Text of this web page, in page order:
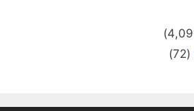
(72)